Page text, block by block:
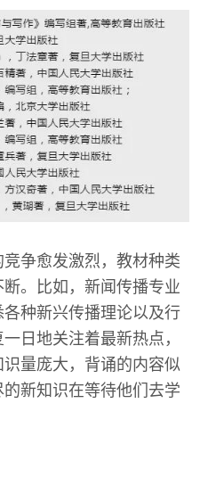
争愈发激烈，教材种类
。比如，新闻传播专业
种新兴传播理论以及行
日地关注着最新热点，
量庞大，背诵的内容似
新知识在等待他们去学